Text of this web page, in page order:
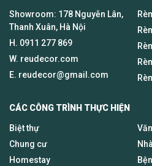
Showroom: 178 Nguyễn Lân,
Thanh Xuân, Hà Nội
H. 0911 277 869
W. reudecor.com
E. reudecor@gmail.com
CÁC CÔNG TRÌNH THỰC HIỆN
Biệt thự
Chung cư
Homestay